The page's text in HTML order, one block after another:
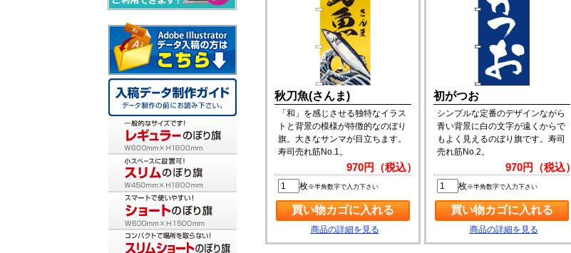
秋刀魚(さんま)
「和」を感じさせる独特なイラス
トと背景の模様が特徴的なのぼり
旗。大きなサンマが目立ちます。
寿司売れ筋No.1。
970円（税込）
枚※半角数字で入力下さい
商品の詳細を見る
初がつお
シンプルな定番のデザインながら
青い背景に白の文字が遠くからで
もよく見えるのぼり旗です。寿司
売れ筋No.2。
970円（税込）
枚※半角数字で入力下さい
商品の詳細を見る